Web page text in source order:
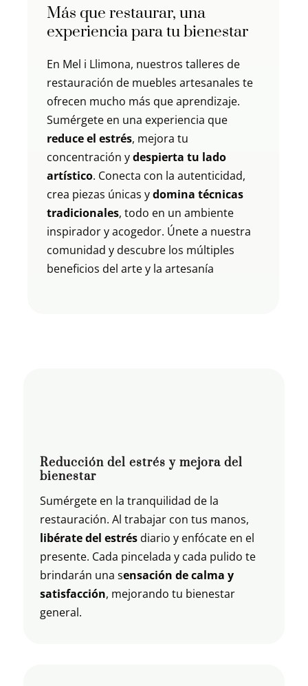
Más que restaurar, una
experiencia para tu bienestar
En Mel i Llimona, nuestros talleres de
restauración de muebles artesanales te
ofrecen mucho más que aprendizaje.
Sumérgete en una experiencia que
reduce el estrés, mejora tu
concentración ydespierta tu lado
artístico. Conecta con la autenticidad,
crea piezas únicas ydomina técnicas
tradicionales, todo en un ambiente
inspirador y acogedor. Únete a nuestra
comunidad y descubre los múltiples
beneficios del arte y la artesanía
Reducción del estrés y mejora del
bienestar
Sumérgete en la tranquilidad de la
restauración. Al trabajar con tus manos,
libérate del estrésdiario y enfócate en el
presente. Cada pincelada y cada pulido te
brindarán una sensación de calma y
satisfacción, mejorando tu bienestar
general.